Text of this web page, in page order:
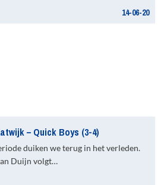
14-06-20
– Quick Boys (3-4)
duiken we terug in het verleden.
Duijn volgt…